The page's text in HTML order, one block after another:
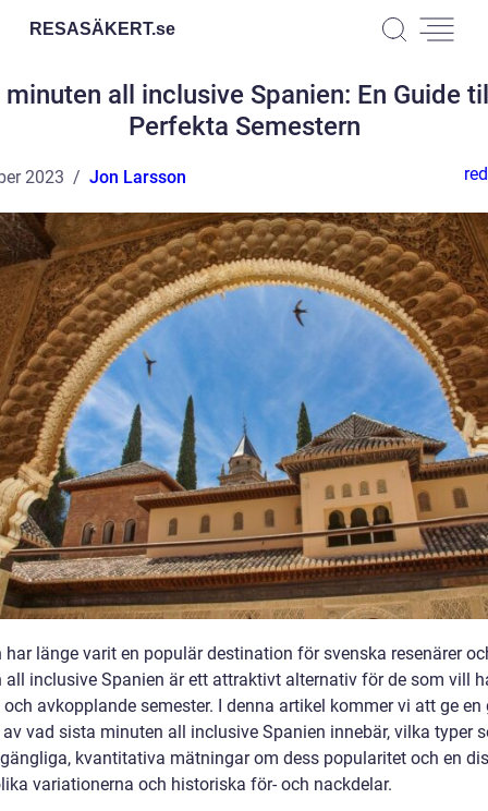
RESASÄKERT.se
minuten all inclusive Spanien: En Guide
Perfekta Semestern
2023 Jon Larsson
har länge varit en populär destination för svenska resenärer
all inclusive Spanien är ett attraktivt alternativ för de som vill
avkopplande semester. I denna artikel kommer vi att ge en
vad sista minuten all inclusive Spanien innebär, vilka typer
kvantitativa mätningar om dess popularitet och en
variationerna och historiska för- och nackdelar.